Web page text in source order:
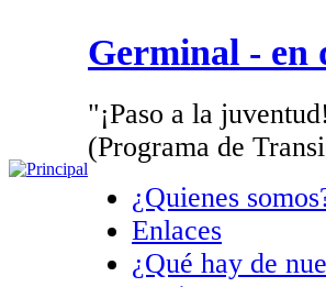
Germinal - en
"¡Paso a la
(Programa de
¿Quienes
Enlaces
¿Qué hay de